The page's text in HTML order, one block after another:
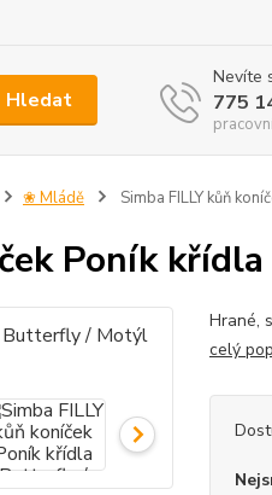
Hledat
Nevíte
775
❀ Mládě Simba FILLY kůň
Poník
Hrané,
celý